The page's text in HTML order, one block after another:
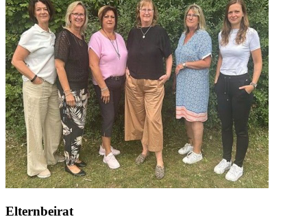
Elternbeirat